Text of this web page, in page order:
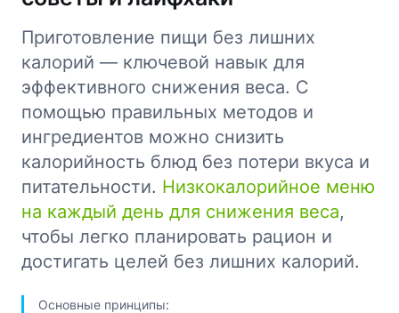
Приготовление пищи без лишних
калорий — ключевой навык для
эффективного снижения веса. С
помощью правильных методов и
ингредиентов можно снизить
калорийность блюд без потери вкуса и
питательности. Низкокалорийное меню
на каждый день для снижения веса,
чтобы легко планировать рацион и
достигать целей без лишних калорий.
Основные принципы: